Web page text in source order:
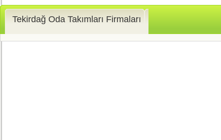
Tekirdağ Oda Takımları Firmaları